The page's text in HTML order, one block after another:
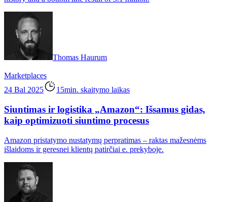
Thomas Haurum
Marketplaces
24 Bal 2025
15min. skaitymo laikas
Siuntimas ir logistika „Amazon“: Išsamus gidas,
kaip optimizuoti siuntimo procesus
Amazon pristatymo nustatymų perpratimas – raktas mažesnėms
išlaidoms ir geresnei klientų patirčiai e. prekyboje.